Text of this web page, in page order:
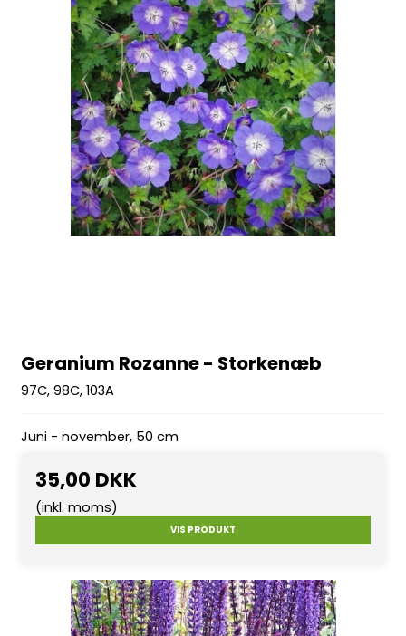
Geranium Rozanne - Storkenæb
97C, 98C, 103A
Juni - november, 50 cm
35,00 DKK
(inkl. moms)
VIS PRODUKT